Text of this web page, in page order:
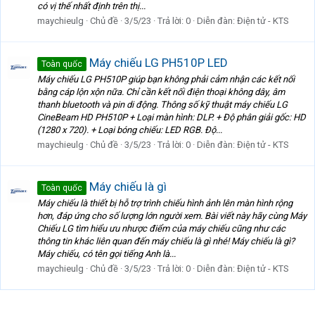
có vị thế nhất định trên thị...
maychieulg
Chủ đề 3/5/23 Trả lời: 0 Diễn đàn: Điện tử - KTS
Toàn quốc Máy chiếu LG PH510P LED
Máy chiếu LG PH510P giúp bạn không phải cảm nhận các kết nối
bằng cáp lộn xộn nữa. Chỉ cần kết nối điện thoại không dây, âm
thanh bluetooth và pin di động. Thông số kỹ thuật máy chiếu LG
CineBeam HD PH510P + Loại màn hình: DLP. + Độ phân giải gốc: HD
(1280 x 720). + Loại bóng chiếu: LED RGB. Độ...
maychieulg
Chủ đề 3/5/23 Trả lời: 0 Diễn đàn: Điện tử - KTS
Toàn quốc Máy chiếu là gì
Máy chiếu là thiết bị hỗ trợ trình chiếu hình ảnh lên màn hình rộng
hơn, đáp ứng cho số lượng lớn người xem. Bài viết này hãy cùng Máy
Chiếu LG tìm hiểu ưu nhược điểm của máy chiếu cũng như các
thông tin khác liên quan đến máy chiếu là gì nhé! Máy chiếu là gì?
Máy chiếu, có tên gọi tiếng Anh là...
maychieulg
Chủ đề 3/5/23 Trả lời: 0 Diễn đàn: Điện tử - KTS